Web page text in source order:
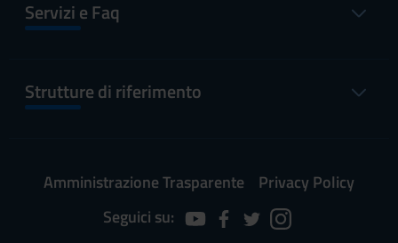
Servizi e Faq
Strutture di riferimento
Amministrazione Trasparente
Privacy Policy
Seguici su: